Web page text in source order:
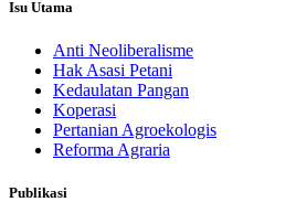
Isu Utama
Anti Neoliberalisme
Hak Asasi Petani
Kedaulatan Pangan
Koperasi
Pertanian Agroekologis
Reforma Agraria
Publikasi